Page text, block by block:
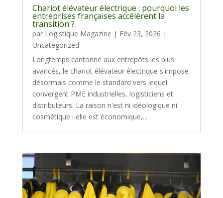
Chariot élévateur électrique : pourquoi les
entreprises françaises accélèrent la
transition ?
par Logistique Magazine | Fév 23, 2026 |
Uncategorized
Longtemps cantonné aux entrepôts les plus
avancés, le chariot élévateur électrique s'impose
désormais comme le standard vers lequel
convergent PME industrielles, logisticiens et
distributeurs. La raison n'est ni idéologique ni
cosmétique : elle est économique,...